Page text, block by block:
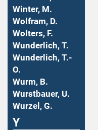
Winter, M.
Wolfram, D.
Wolters, F.
Wunderlich, T.
Wunderlich, T.-
O.
Wurm, B.
Wurstbauer, U.
Wurzel, G.
Y